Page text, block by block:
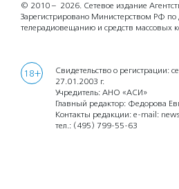
© 2010 – 2026. Сетевое издание
Зарегистрировано Министерством РФ по
телерадиовещанию и средств массовых
18+
Свидетельство о регистрации:
27.01.2003 г.
Учредитель: АНО «АСИ»
Главный редактор: Федорова
Контакты редакции: e-mail:
тел.: (495) 799-55-63